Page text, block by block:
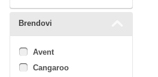
Brendovi
Avent
Cangaroo